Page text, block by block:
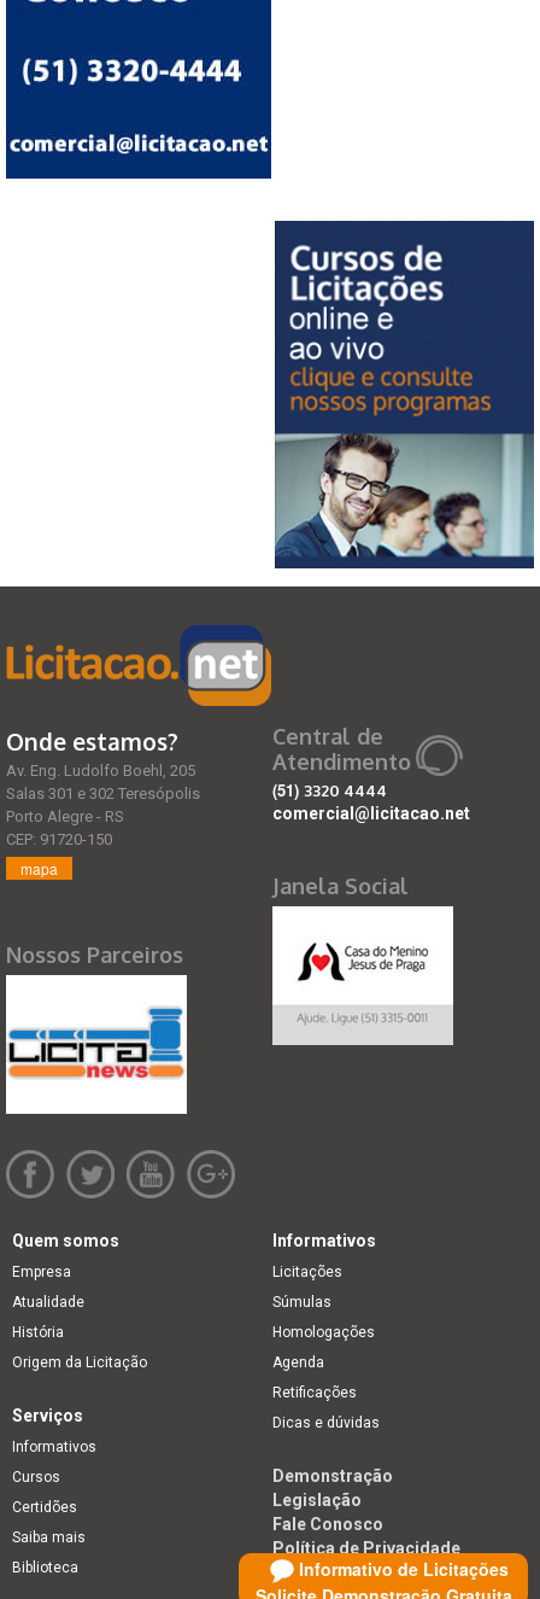
Informativo de Licitações
Onde estamos?
Av. Eng. Ludolfo Boehl, 205
Salas 301 e 302 Teresópolis
Porto Alegre - RS
CEP: 91720-150
mapa
Nossos Parceiros
Central de
Atendimento
(51) 3320 4444
comercial@licitacao.net
Janela Social
Quem somos
Empresa
Atualidade
História
Origem da Licitação
Informativos
Licitações
Súmulas
Homologações
Agenda
Retificações
Dicas e dúvidas
Serviços
Informativos
Cursos
Certidões
Saiba mais
Biblioteca
Demonstração
Legislação
Fale Conosco
Política de Privacidade